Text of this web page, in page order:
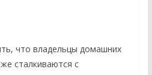
что владельцы домашних
сталкиваются с